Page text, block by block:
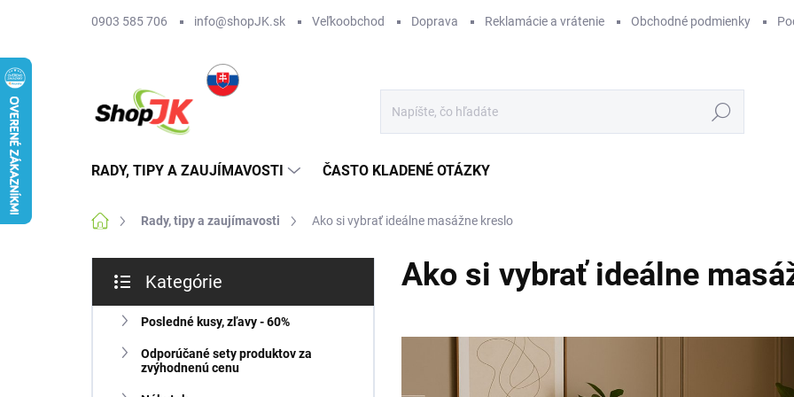
0903 585 706 info@shopJK.sk Veľkoobchod Doprava Reklamácie a vrátenie Obchodné podmienky
Hľadať
RADY, TIPY A ZAUJÍMAVOSTI ČASTO KLADENÉ OTÁZKY
DomovRady, tipy a zaujímavosti Ako si vybrať ideálne masážne kreslo
č
kategórie
Kategórie
Posledné kusy, zľavy - 60%
Odporúčané sety produktov za
zvýhodnenú cenu
Ako si vybrať ideálne